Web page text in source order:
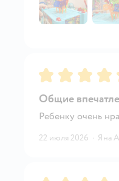
Рейтинг:5
Общие
Ребенку очень
22 июля 2026 · Яна